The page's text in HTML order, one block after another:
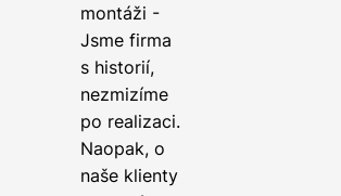
montáži -
Jsme firma
s historií,
nezmizíme
po realizaci.
Naopak, o
naše klienty